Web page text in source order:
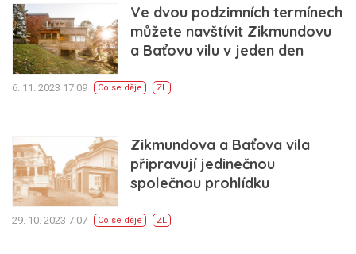
Ve dvou podzimních termínech
můžete navštívit Zikmundovu
a Baťovu vilu v jeden den
6. 11. 2023 17:09 Co se děje ZL
Zikmundova a Baťova vila
připravují jedinečnou
společnou prohlídku
29. 10. 2023 7:07 Co se děje ZL